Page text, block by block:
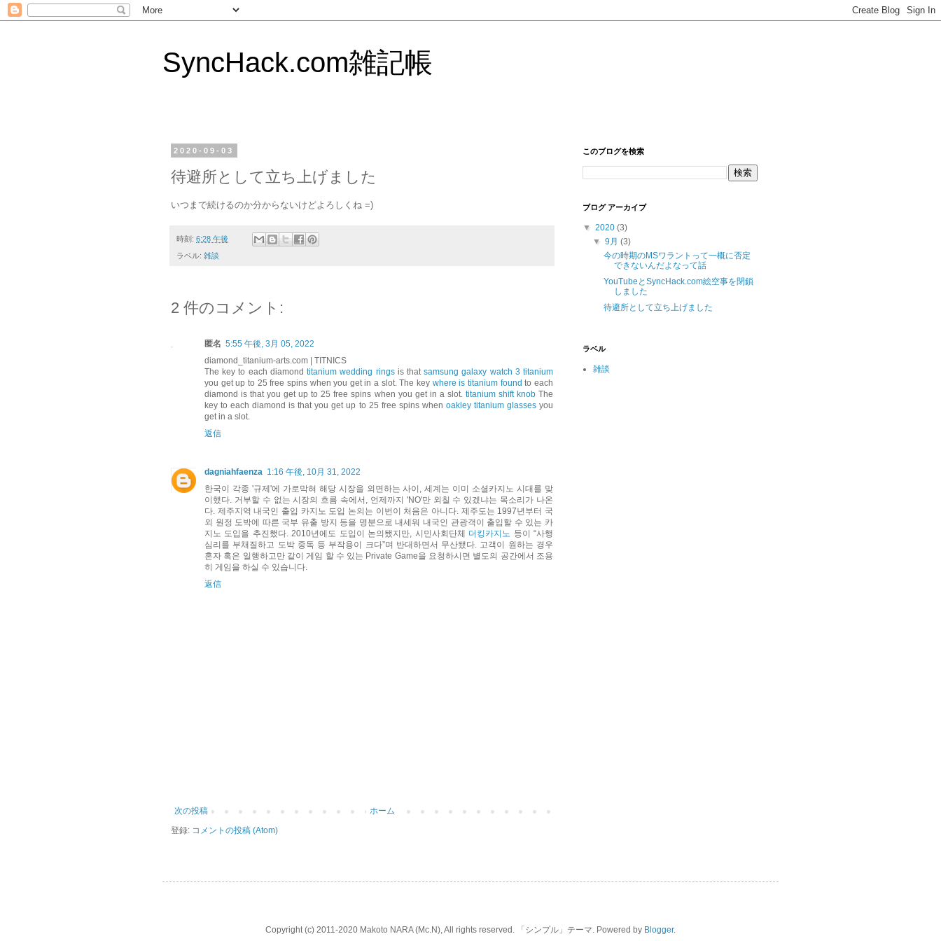
SyncHack.com雑記帳
2020-09-03
待避所として立ち上げました
いつまで続けるのか分からないけどよろしくね =)
時刻: 6:28 午後
ラベル: 雑談
2 件のコメント:
匿名 5:55 午後, 3月 05, 2022
diamond_titanium-arts.com | TITNICS
The key to each diamondtitanium wedding ringsis thatsamsung galaxy watch 3 titanium
you get up to 25 free spins when you get in a slot. The key where is titanium found to each
diamond is that you get up to 25 free spins when you get in a slot. titanium shift knobThe
key to each diamond is that you get up to 25 free spins when oakley titanium glassesyou
get in a slot.
返信
dagniahfaenza 1:16 午後, 10月 31, 2022
한국이 각종 '규제'에 가로막혀 해당 시장을 외면하는 사이, 세계는 이미 소셜카지노 시대를 맞
이했다. 거부할 수 없는 시장의 흐름 속에서, 언제까지 'NO'만 외칠 수 있겠냐는 목소리가 나온
다. 제주지역 내국인 출입 카지노 도입 논의는 이번이 처음은 아니다. 제주도는 1997년부터 국
외 원정 도박에 따른 국부 유출 방지 등을 명분으로 내세워 내국인 관광객이 출입할 수 있는 카
지노 도입을 추진했다. 2010년에도 도입이 논의됐지만, 시민사회단체 더킹카지노 등이 “사행
심리를 부채질하고 도박 중독 등 부작용이 크다”며 반대하면서 무산됐다. 고객이 원하는 경우
혼자 혹은 일행하고만 같이 게임 할 수 있는 Private Game을 요청하시면 별도의 공간에서 조용
히 게임을 하실 수 있습니다.
返信
次の投稿
ホーム
登録: コメントの投稿 (Atom)
このブログを検索
ブログ アーカイブ
▼ 2020 (3)
▼9月(3)
今の時期のMSワラントって一概に否定
できないんだよなって話
YouTubeとSyncHack.com絵空事を閉鎖
しました
待避所として立ち上げました
ラベル
雑談
Copyright (c) 2011-2020 Makoto NARA (Mc.N), All rights reserved. 「シンプル」テーマ. Powered by Blogger.